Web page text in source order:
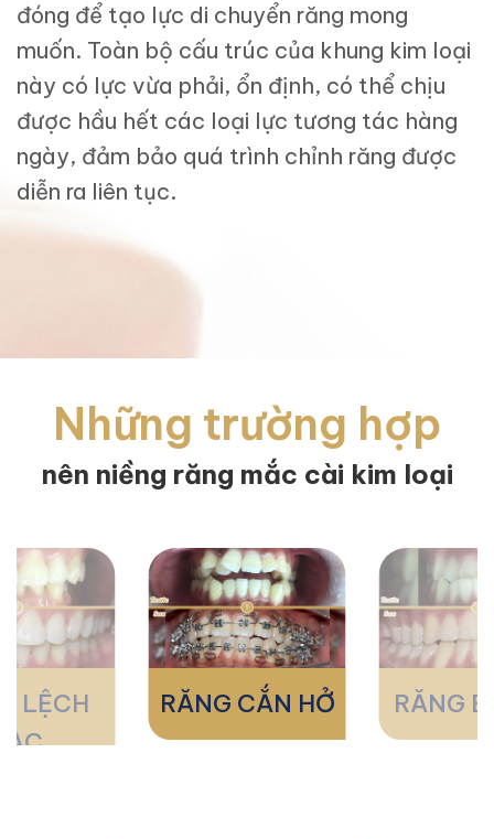
đóng để tạo lực di chuyển răng mong
muốn. Toàn bộ cấu trúc của khung kim loại
này có lực vừa phải, ổn định, có thể chịu
được hầu hết các loại lực tương tác hàng
ngày, đảm bảo quá trình chỉnh răng được
diễn ra liên tục.
Những trường hợp
nên niềng răng mắc cài kim loại
LỆCH
RĂNG CẮN HỞ RĂNG